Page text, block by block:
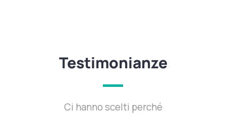
Testimonianze
Ci hanno scelti perché